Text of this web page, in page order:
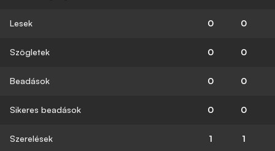
Lesek 0 0
Szögletek 0 0
Beadások 0 0
Sikeres beadások 0 0
Szerelések 1 1